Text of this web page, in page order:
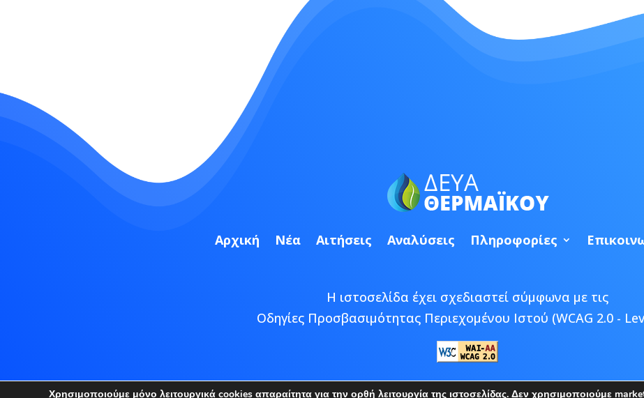
Αρχική Νέα Αιτήσεις Αναλύσεις Πληροφορίες
Η ιστοσελίδα έχει σχεδιαστεί σύμφωνα με τις
Οδηγίες Προσβασιμότητας Περιεχομένου Ιστού (WCAG 2.0 -
Copyright © 2026 ΔΕΥΑ Θερμαϊκού | Developed byEpic Bee
Χρησιμοποιούμε μόνο λειτουργικά cookies απαραίτητα για την ορθή λειτουργία της ιστοσελίδας. Δεν χρησιμοποιούμε